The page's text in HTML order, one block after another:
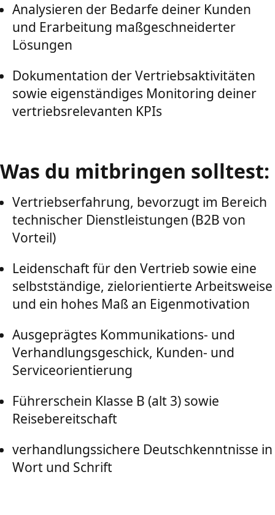
Analysieren der Bedarfe deiner Kunden
und Erarbeitung maßgeschneiderter
Lösungen
Dokumentation der Vertriebsaktivitäten
sowie eigenständiges Monitoring deiner
vertriebsrelevanten KPIs
Was du mitbringen solltest:
Vertriebserfahrung, bevorzugt im Bereich
technischer Dienstleistungen (B2B von
Vorteil)
Leidenschaft für den Vertrieb sowie eine
selbstständige, zielorientierte Arbeitsweise
und ein hohes Maß an Eigenmotivation
Ausgeprägtes Kommunikations- und
Verhandlungsgeschick, Kunden- und
Serviceorientierung
Führerschein Klasse B (alt 3) sowie
Reisebereitschaft
verhandlungssichere Deutschkenntnisse in
Wort und Schrift